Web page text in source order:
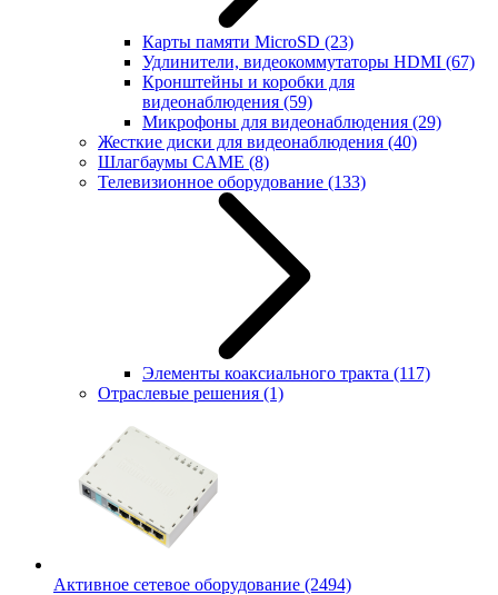
Карты памяти MicroSD (23)
Удлинители, видеокоммутаторы HDMI (67)
Кронштейны и коробки для
видеонаблюдения (59)
Микрофоны для видеонаблюдения (29)
Жесткие диски для видеонаблюдения (40)
Шлагбаумы CAME (8)
Телевизионное оборудование (133)
Элементы коаксиального тракта (117)
Отраслевые решения (1)
Активное сетевое оборудование (2494)